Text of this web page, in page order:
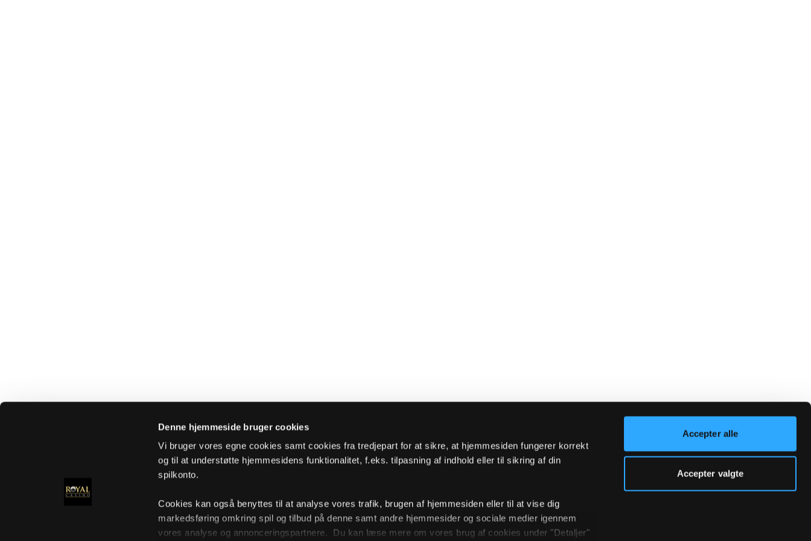
Denne hjemmeside bruger cookies
Vi bruger vores egne cookies samt cookies fra tredjepart for at sikre, at hjemmesiden fungerer korrekt
og til at understøtte hjemmesidens funktionalitet, f.eks. tilpasning af indhold eller til sikring af din
spilkonto.
Cookies kan også benyttes til at analyse vores trafik, brugen af hjemmesiden eller til at vise dig
markedsføring omkring spil og tilbud på denne samt andre hjemmesider og sociale medier igennem
vores analyse og annonceringspartnere. Du kan læse mere om vores brug af cookies under "Detaljer"
Accepter alle
Accepter valgte